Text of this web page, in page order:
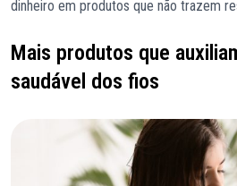
dinheiro em produtos que não trazem
Mais produtos que
saudável dos fios